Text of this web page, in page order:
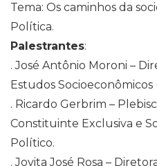
Tema: Os caminhos da
Política.
Palestrantes:
. José Antônio Moroni –
Estudos Socioeconômicos
. Ricardo Gerbrim –
Constituinte Exclusiva e
Político.
. Jovita José Rosa –